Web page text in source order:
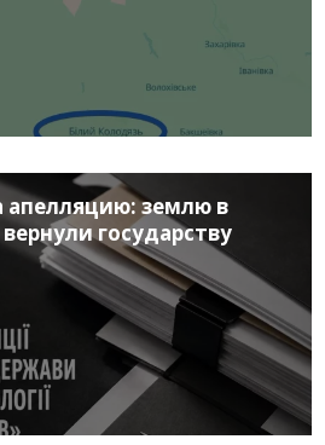
апелляцию: землю в
государству